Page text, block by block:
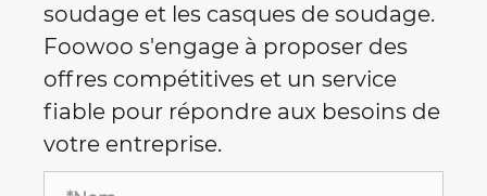
soudage et les casques de soudage.
Foowoo s'engage à proposer des
offres compétitives et un service
fiable pour répondre aux besoins de
votre entreprise.